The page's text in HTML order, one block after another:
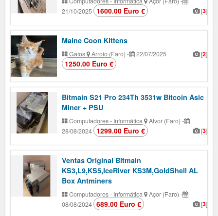
21/10/2025
[3]
1600.00 Euro €
Maine Coon Kittens
Gatos Arroio (Faro) - 22/07/2025 [2]
1250.00 Euro €
Bitmain S21 Pro 234Th 3531w Bitcoin Asic
Miner + PSU
Computadores - Informática Alvor (Faro) -
28/08/2024
[3]
1299.00 Euro €
Ventas Original Bitmain
KS3,L9,KS5,IceRiver KS3M,GoldShell AL
Box Antminers
Computadores - Informática Açor (Faro) -
08/08/2024
[3]
689.00 Euro €